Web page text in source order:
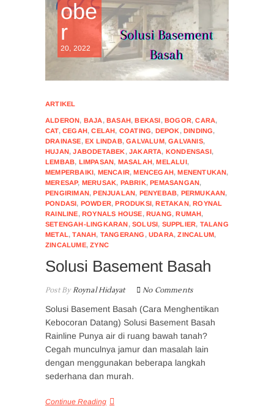
obe
r
20, 2022
ARTIKEL
ALDERON, BAJA,BASAH,BEKASI,BOGOR,CARA,
CAT,CEGAH,CELAH, COATING, DEPOK,DINDING,
DRAINASE,EX LINDAB,GALVALUM,GALVANIS,
HUJAN,JABODETABEK,JAKARTA, KONDENSASI,
LEMBAB, LIMPASAN, MASALAH,MELALUI,
MEMPERBAIKI, MENCAIR,MENCEGAH,MENENTUKAN,
MERESAP, MERUSAK, PABRIK,PEMASANGAN,
PENGIRIMAN,PENJUALAN, PENYEBAB, PERMUKAAN,
PONDASI, POWDER,PRODUKSI,RETAKAN,ROYNAL
RAINLINE,ROYNALS HOUSE,RUANG,RUMAH,
SETENGAH-LINGKARAN,SOLUSI, SUPPLIER, TALANG
METAL,TANAH, TANGERANG ,UDARA,ZINCALUM,
ZINCALUME,ZYNC
Solusi Basement Basah
Post ByRoynal Hidayat No Comments
Solusi Basement Basah (Cara Menghentikan
Kebocoran Datang) Solusi Basement Basah
Rainline Punya air di ruang bawah tanah?
Cegah munculnya jamur dan masalah lain
dengan menggunakan beberapa langkah
sederhana dan murah.
Continue Reading